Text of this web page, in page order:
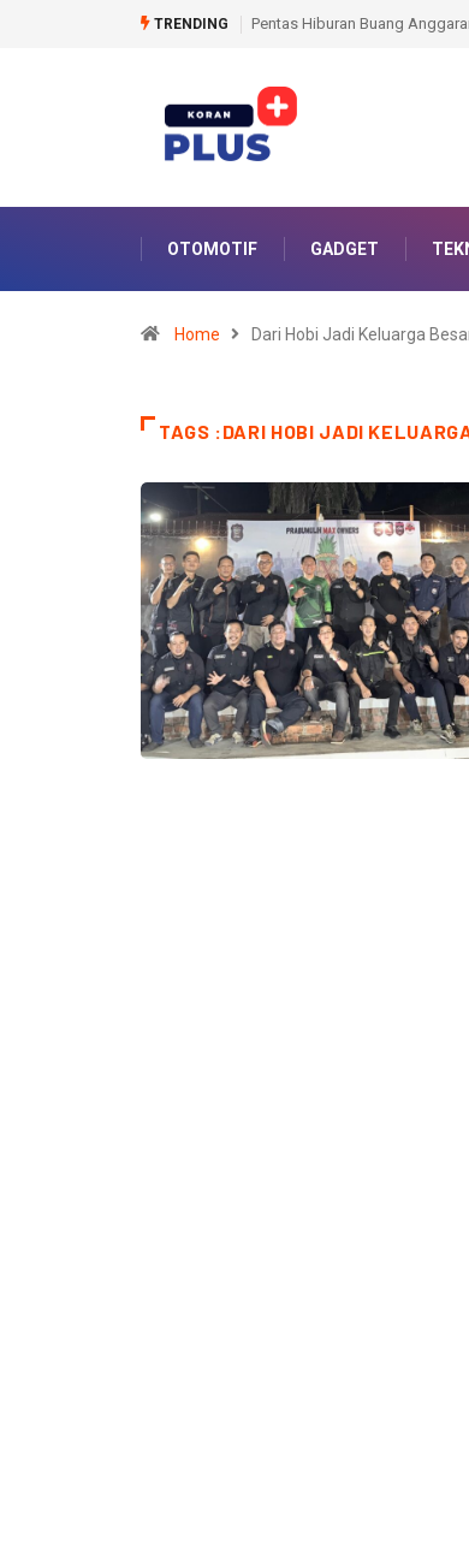
TRENDING
Buku Sastra Betawi Dari Kebuntuan?Pemkab Muara
OTOMOTIF GADGET
Home Dari Hobi Jadi Keluarga
TAGS :DARI HOBI JADI